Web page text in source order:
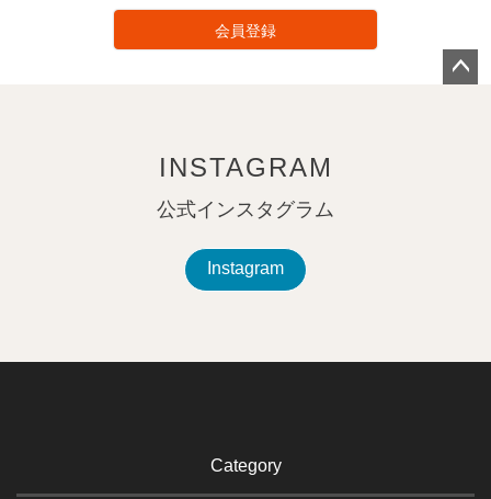
会員登録
INSTAGRAM
公式インスタグラム
Instagram
Category